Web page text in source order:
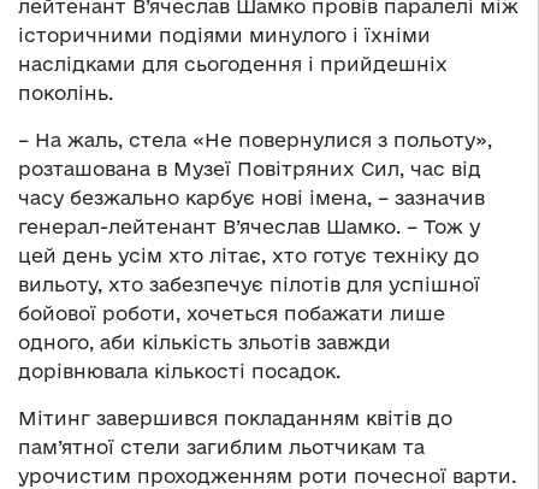
лейтенант В’ячеслав Шамко провів паралелі між
історичними подіями минулого і їхніми
наслідками для сьогодення і прийдешніх
поколінь.
– На жаль, стела «Не повернулися з польоту»,
розташована в Музеї Повітряних Сил, час від
часу безжально карбує нові імена, – зазначив
генерал-лейтенант В’ячеслав Шамко. – Тож у
цей день усім хто літає, хто готує техніку до
вильоту, хто забезпечує пілотів для успішної
бойової роботи, хочеться побажати лише
одного, аби кількість зльотів завжди
дорівнювала кількості посадок.
Мітинг завершився покладанням квітів до
пам’ятної стели загиблим льотчикам та
урочистим проходженням роти почесної варти.